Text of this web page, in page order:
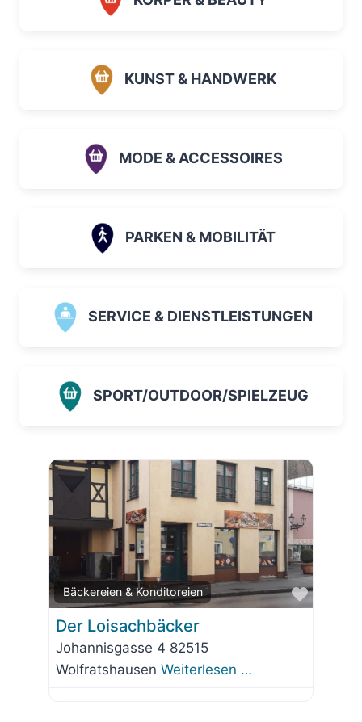
KUNST & HANDWERK
MODE & ACCESSOIRES
PARKEN & MOBILITÄT
SERVICE & DIENSTLEISTUNGEN
SPORT/OUTDOOR/SPIELZEUG
Bäckereien & Konditoreien
Favorit
Der Loisachbäcker
Johannisgasse 4 82515
Wolfratshausen Weiterlesen …